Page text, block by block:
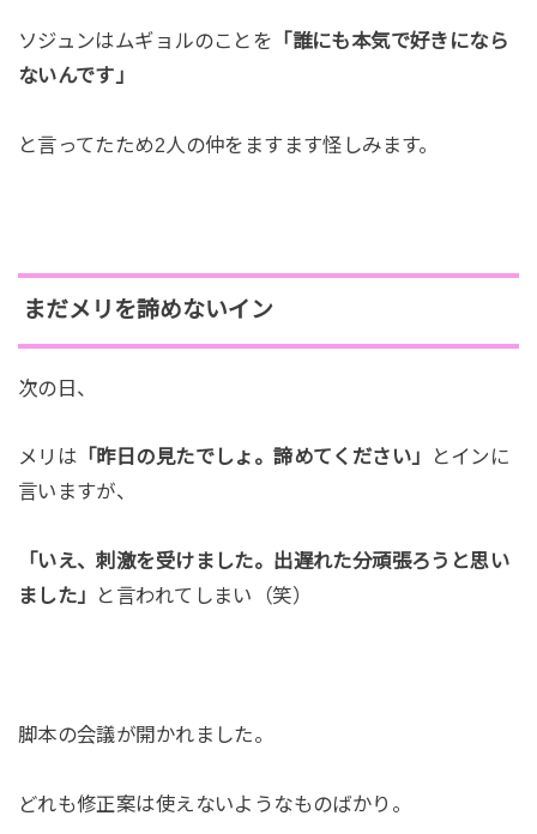
ソジュンはムギョルのことを 「誰にも本気で好きになら
ないんです」
と言ってたため2人の仲をますます怪しみます。
まだメリを諦めないイン
次の日、
メリは 「昨日の見たでしょ。諦めてください」
とインに
言いますが、
「いえ、刺激を受けました。出遅れた分頑張ろうと思い
ました」
と言われてしまい（笑）
脚本の会議が開かれました。
どれも修正案は使えないようなものばかり。